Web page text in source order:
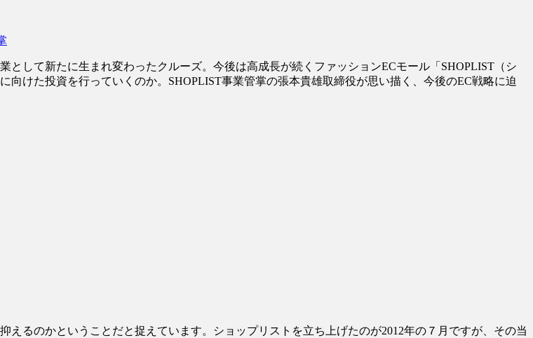
して新たに生まれ変わったクルーズ。今後は高成長が続くファッションECモール「SHOPLIST（シ
けた投資を行っていくのか。SHOPLIST事業管掌の張本貴雄取締役が思い描く、今後のEC戦略に迫
るのかということだと捉えています。ショップリストを立ち上げたのが2012年の７月ですが、その当